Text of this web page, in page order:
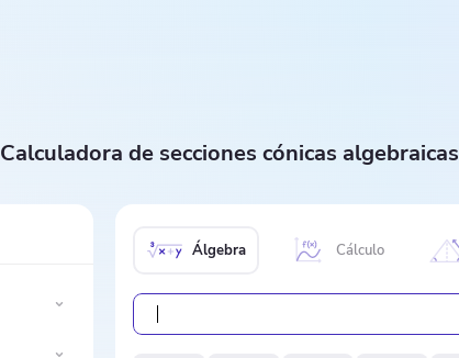
Calculadora de secciones cónicas algebraicas
Álgebra Cálculo